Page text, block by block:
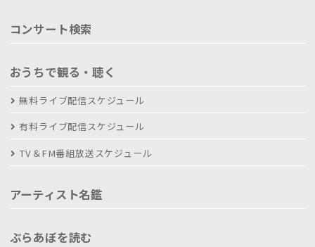
コンサート検索
おうちで観る・聴く
無料ライブ配信スケジュール
有料ライブ配信スケジュール
TV＆FM番組放送スケジュール
アーティスト名鑑
ぶらあぼを読む